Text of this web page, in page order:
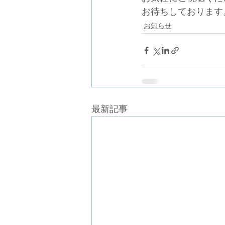
お待ちしております
お知らせ
最新記事